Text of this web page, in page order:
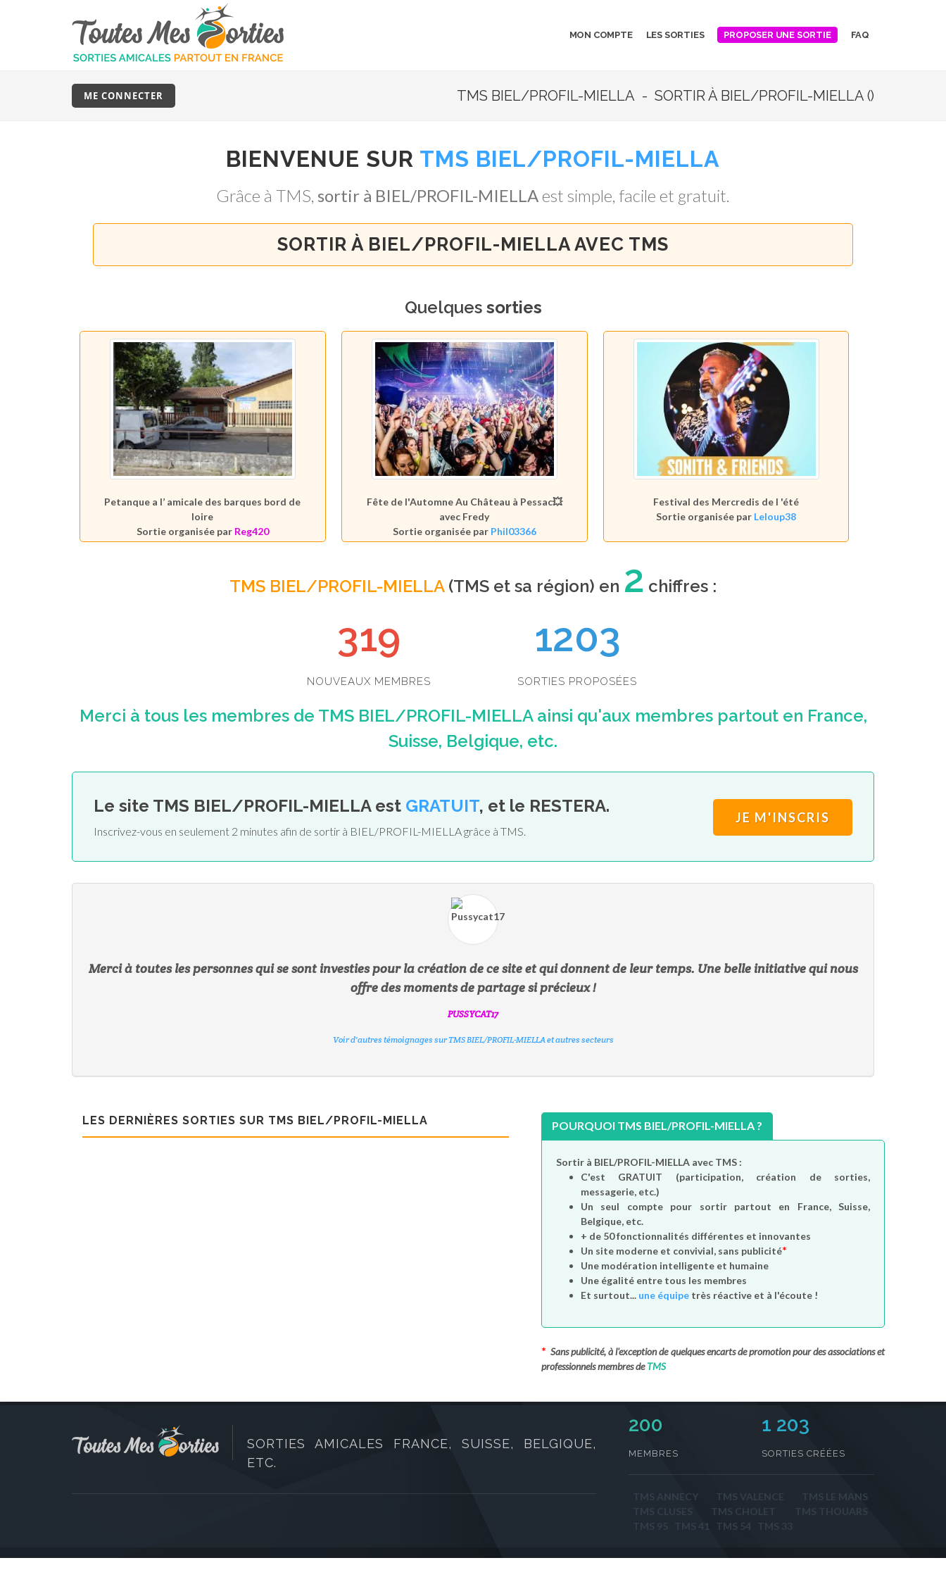
MON COMPTE LES SORTIES PROPOSER UNE SORTIE FAQ
TMS BIEL/PROFIL-MIELLA - SORTIR À BIEL/PROFIL-MIELLA ()
ME CONNECTER
BIENVENUE SUR TMS BIEL/PROFIL-MIELLA
Grâce à TMS, sortir à BIEL/PROFIL-MIELLA est simple, facile et gratuit.
SORTIR À BIEL/PROFIL-MIELLA AVEC TMS
Quelques sorties
Petanque a l’ amicale des barques bord de
loire
Sortie organisée par Reg420
Fête de l'Automne Au Château à Pessac💥
avec Fredy
Sortie organisée par Phil03366
Festival des Mercredis de l 'été
Sortie organisée par Leloup38
TMS BIEL/PROFIL-MIELLA(TMS et sa région) en 2 chiffres :
349
NOUVEAUX MEMBRES
1203
SORTIES PROPOSÉES
Merci à tous les membres de TMS BIEL/PROFIL-MIELLA ainsi qu'aux membres partout en France,
Suisse, Belgique, etc.
Le site TMS BIEL/PROFIL-MIELLA est GRATUIT, et le RESTERA.
Inscrivez-vous en seulement 2 minutes afin de sortir à BIEL/PROFIL-MIELLA grâce à TMS.
JE M'INSCRIS
Merci à toutes les personnes qui se sont investies pour la création de ce site et qui donnent de leur temps. Une belle initiative qui nous
offre des moments de partage si précieux !
PUSSYCAT17
Voir d'autres témoignages sur TMS BIEL/PROFIL-MIELLA et autres secteurs
TARTINE60800
Voir d'autres témoignages sur TMS BIEL/PROFIL-MIELLA et autres secteurs
JAVA6255
Voir d'autres témoignages sur TMS BIEL/PROFIL-MIELLA et autres secteurs
SOLEILDOR
Voir d'autres témoignages sur TMS BIEL/PROFIL-MIELLA et autres secteurs
LES DERNIÈRES SORTIES SUR TMS BIEL/PROFIL-MIELLA POURQUOI TMS BIEL/PROFIL-MIELLA ?
Sortir à BIEL/PROFIL-MIELLA avec TMS :
C'est GRATUIT (participation, création de sorties,
messagerie, etc.)
Un seul comptepour sortir partout en France, Suisse,
Belgique, etc.
+ de 50 fonctionnalités différentes et innovantes
Un site moderne et convivial, sans publicité*
Une modération intelligente et humaine
Une égalité entre tous les membres
Et surtout... une équipe très réactive et à l'écoute !
* Sans publicité, à l'exception de quelques encarts de promotion pour des associations et
professionnels membres deTMS
SORTIES AMICALES FRANCE, SUISSE, BELGIQUE,
ETC.
230
MEMBRES
1 203
SORTIES CRÉÉES
TMS ANNECY TMS VALENCE
TMS LE MANS
TMS CLUSES
TMS CHOLET
TMS THOUARS
TMS 95
TMS 41 TMS 54 TMS 33